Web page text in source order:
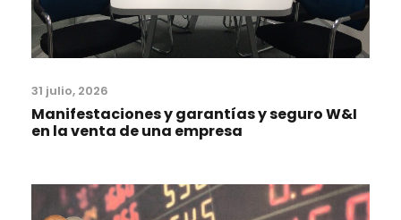
31 julio, 2026
Manifestaciones y garantías y seguro W&I
en la venta de una empresa